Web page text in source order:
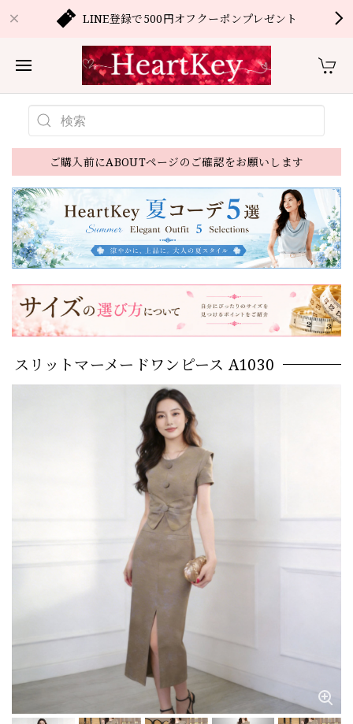
LINE登録で500円オフクーポンプレゼント
ご購入前にABOUTページのご確認をお願いします
スリットマーメードワンピース A1030